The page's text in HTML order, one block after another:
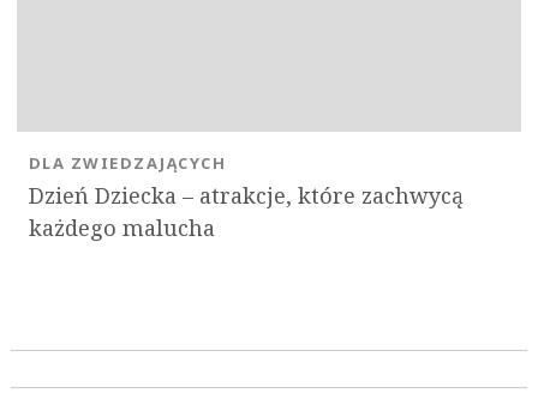
Dzień Dziecka – atrakcje, które zachwycą
każdego malucha
DLA ZWIEDZAJĄCYCH